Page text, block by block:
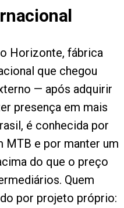
Horizonte, fábrica
que chegou
— após adquirir
presença em mais
é conhecida por
MTB e por manter um
do que o preço
Quem
por projeto próprio: